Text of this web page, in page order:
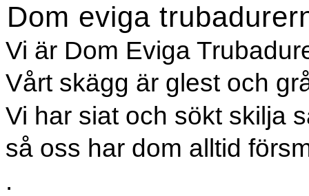
Dom eviga
Vi är Dom Eviga
Vårt skägg är glest och
Vi har siat och sökt skilja
så oss har dom alltid
.